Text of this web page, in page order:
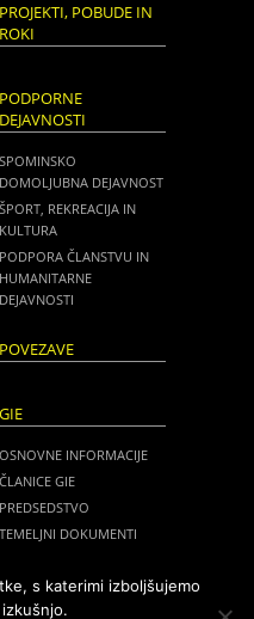
PROJEKTI, POBUDE IN
ROKI
PODPORNE
DEJAVNOSTI
SPOMINSKO
DOMOLJUBNA DEJAVNOST
ŠPORT, REKREACIJA IN
KULTURA
PODPORA ČLANSTVU IN
HUMANITARNE
DEJAVNOSTI
POVEZAVE
GIE
OSNOVNE INFORMACIJE
ČLANICE GIE
PREDSEDSTVO
TEMELJNI DOKUMENTI
ZASEDANJAs katerimi izboljšujemo